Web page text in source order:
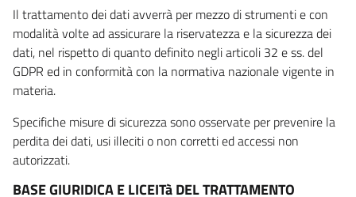
Il trattamento dei dati avverrà per mezzo di strumenti e con
modalità volte ad assicurare la riservatezza e la sicurezza dei
dati, nel rispetto di quanto definito negli articoli 32 e ss. del
GDPR ed in conformità con la normativa nazionale vigente in
materia.
Specifiche misure di sicurezza sono osservate per prevenire la
perdita dei dati, usi illeciti o non corretti ed accessi non
autorizzati.
BASE GIURIDICA E LICEITà DEL TRATTAMENTO